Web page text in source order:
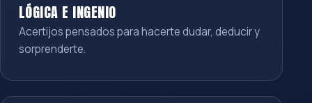
LÓGICA E INGENIO
Acertijos pensados para hacerte dudar, deducir y
sorprenderte.